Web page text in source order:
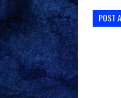
POST